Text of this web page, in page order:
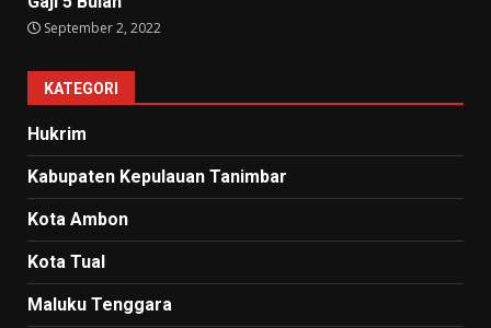
September 2, 2022
KATEGORI
Hukrim
Kabupaten Kepulauan Tanimbar
Kota Ambon
Kota Tual
Maluku Tenggara